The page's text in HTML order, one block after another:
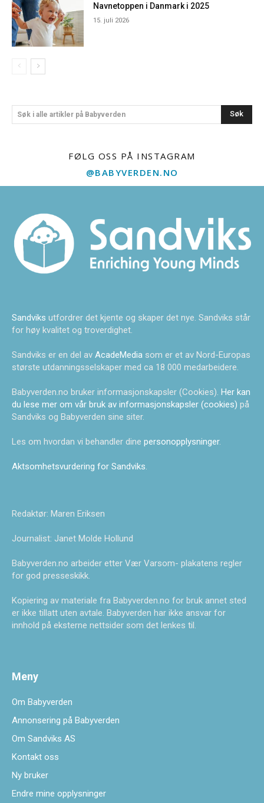
Navnetoppen i Danmark i 2025
15. juli 2026
Søk i alle artikler på Babyverden Søk
FØLG OSS PÅ INSTAGRAM
@BABYVERDEN.NO
Sandviks utfordrer det kjente og skaper det nye. Sandviks står
for høy kvalitet og troverdighet.
Sandviks er en del av AcadeMedia som er et av Nord-Europas
største utdanningsselskaper med ca 18 000 medarbeidere.
Babyverden.no bruker informasjonskapsler (Cookies). Her kan
du lese mer om vår bruk av informasjonskapsler (cookies) på
Sandviks og Babyverden sine siter.
Les om hvordan vi behandler dine personopplysninger.
Aktsomhetsvurdering for Sandviks.
Redaktør: Maren Eriksen
Journalist: Janet Molde Hollund
Babyverden.no arbeider etter Vær Varsom- plakatens regler
for god presseskikk.
Kopiering av materiale fra Babyverden.no for bruk annet sted
er ikke tillatt uten avtale. Babyverden har ikke ansvar for
innhold på eksterne nettsider som det lenkes til.
Meny
Om Babyverden
Annonsering på Babyverden
Om Sandviks AS
Kontakt oss
Ny bruker
Endre mine opplysninger